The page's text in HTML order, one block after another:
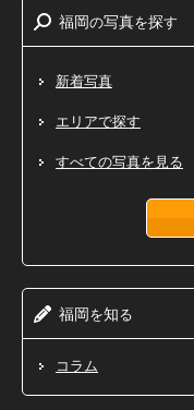
福岡の写真を探す
新着写真
エリアで探す
すべての写真を見る
福岡を知る
コラム